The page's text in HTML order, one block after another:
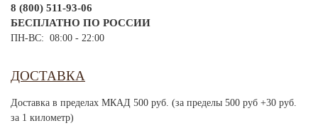
8 (800) 511-93-06
БЕСПЛАТНО ПО РОССИИ
ПН-ВС: 08:00 - 22:00
ДОСТАВКА
Доставка в пределах МКАД 500 руб. (за пределы 500 руб +30 руб.
за 1 километр)